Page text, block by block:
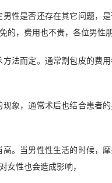
是否还存在其它问题，是
，费用也不贵，各位男性
而定。通常割包皮的费
，通常术后也结合患者
当男性性生活的时候，
女性也会造成影响，